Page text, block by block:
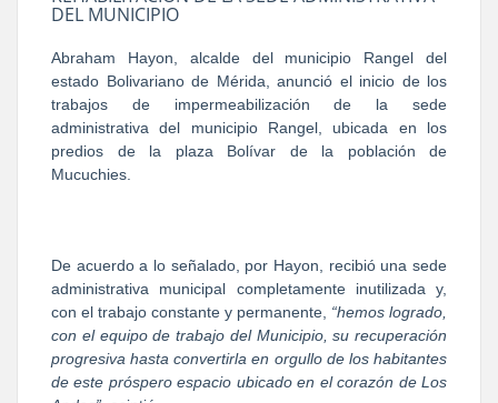
DEL MUNICIPIO
Abraham Hayon, alcalde del municipio Rangel del
estado Bolivariano de Mérida, anunció el inicio de los
trabajos de impermeabilización de la sede
administrativa del municipio Rangel, ubicada en los
predios de la plaza Bolívar de la población de
Mucuchies.
De acuerdo a lo señalado, por Hayon, recibió una sede
administrativa municipal completamente inutilizada y,
con el trabajo constante y permanente, “hemos logrado,
con el equipo de trabajo del Municipio, su recuperación
progresiva hasta convertirla en orgullo de los habitantes
de este próspero espacio ubicado en el corazón de Los